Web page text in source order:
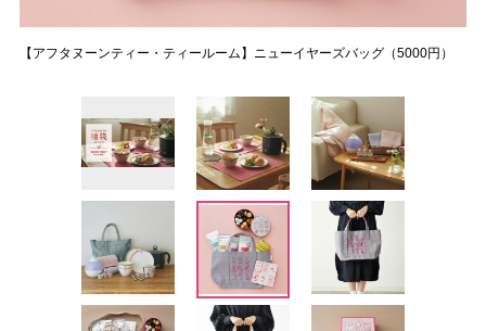
【アフタヌーンティー・ティールーム】ニューイヤーズバッグ（5000円）